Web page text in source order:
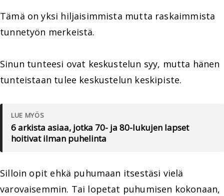
Tämä on yksi hiljaisimmista mutta raskaimmista
tunnetyön merkeistä.
Sinun tunteesi ovat keskustelun syy, mutta hänen
tunteistaan tulee keskustelun keskipiste.
LUE MYÖS
6 arkista asiaa, jotka 70- ja 80-lukujen lapset
hoitivat ilman puhelinta
Silloin opit ehkä puhumaan itsestäsi vielä
varovaisemmin. Tai lopetat puhumisen kokonaan,